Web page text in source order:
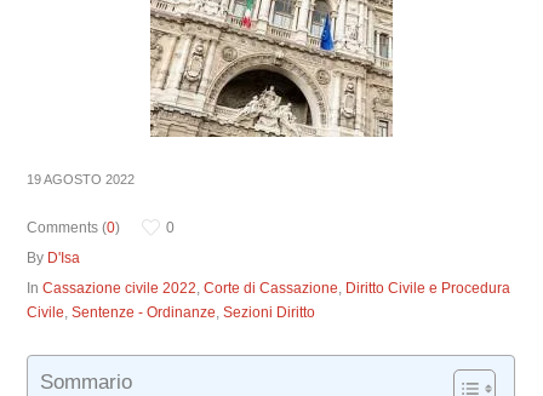
19 AGOSTO 2022
Comments (0)
0
By D'Isa
InCassazione civile 2022,Corte di Cassazione, Diritto Civile e Procedura
Civile,Sentenze - Ordinanze,Sezioni Diritto
Sommario